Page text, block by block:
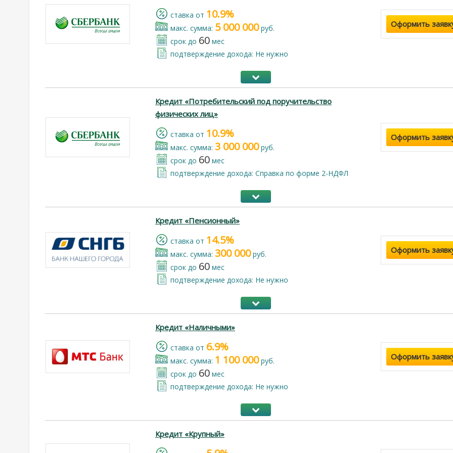
cтавка от 10.9%
макс. сумма: 5 000 000руб.
срок до 60 мес
подтверждение дохода: Не нужно
Оформить
Кредит «Потребительский под поручительство
физических лиц»
cтавка от 10.9%
макс. сумма: 3 000 000руб.
срок до 60 мес
подтверждение дохода: Справка по форме 2-НДФЛ
Оформить
Кредит «Пенсионный»
cтавка от 14.5%
макс. сумма: 300 000руб.
срок до 60 мес
подтверждение дохода: Не нужно
Оформить
Кредит «Наличными»
cтавка от 6.9%
макс. сумма: 1 100 000руб.
срок до 60 мес
подтверждение дохода: Не нужно
Оформить
Кредит «Крупный»